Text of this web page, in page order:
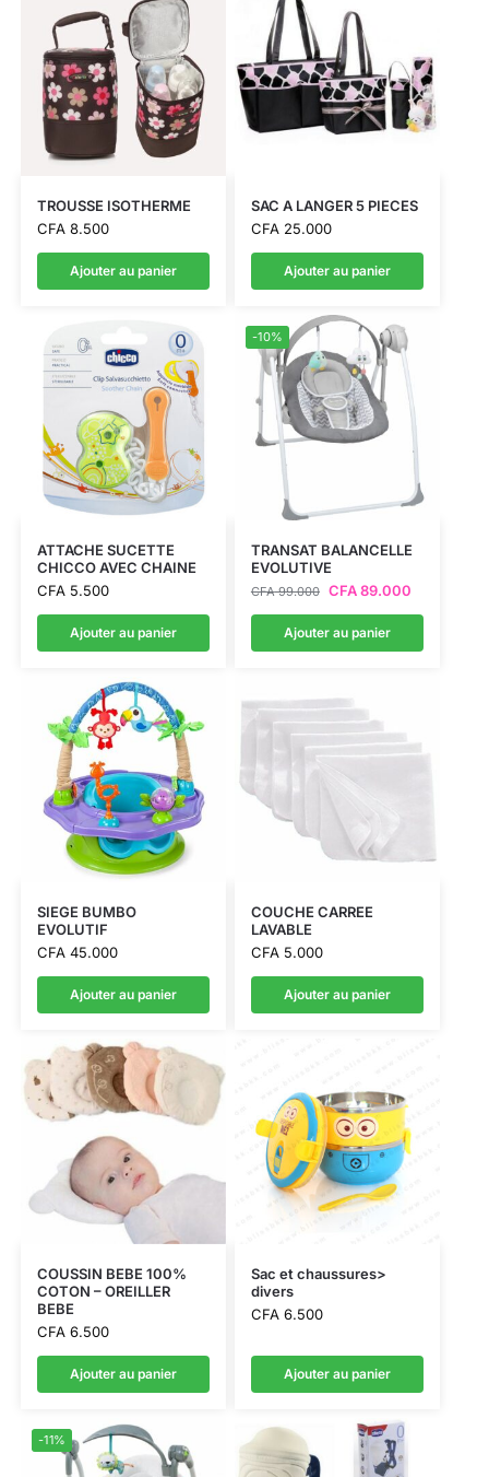
TROUSSE ISOTHERME
CFA8.500
Ajouter au panier
SAC A LANGER 5 PIECES
CFA25.000
Ajouter au panier
ATTACHE SUCETTE
CHICCO AVEC CHAINE
CFA5.500
Ajouter au panier
-10%
TRANSAT BALANCELLE
EVOLUTIVE
CFA99.000 CFA89.000
Ajouter au panier
SIEGE BUMBO
EVOLUTIF
CFA45.000
Ajouter au panier
COUCHE CARREE
LAVABLE
CFA5.000
Ajouter au panier
COUSSIN BEBE 100%
COTON – OREILLER
BEBE
CFA6.500
Ajouter au panier
Sac et chaussures>
divers
CFA6.500
Ajouter au panier
-11%